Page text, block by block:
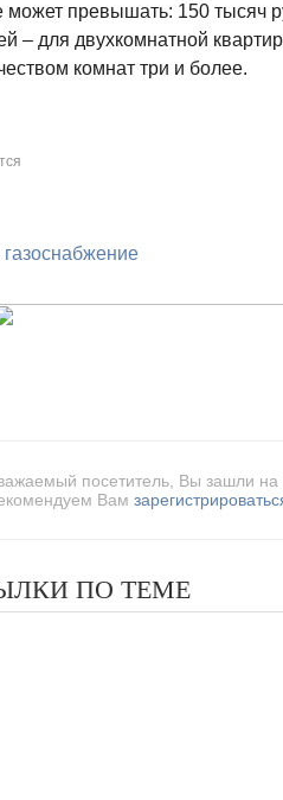
может превышать: 150 тысяч
– для двухкомнатной
комнат три и более.
газоснабжение
посетитель, Вы зашли на
Вам
ПО ТЕМЕ